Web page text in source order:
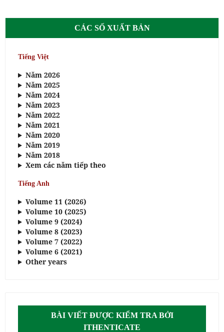
CÁC SỐ XUẤT BẢN
Tiếng Việt
Năm 2026
Năm 2025
Năm 2024
Năm 2023
Năm 2022
Năm 2021
Năm 2020
Năm 2019
Năm 2018
Xem các năm tiếp theo
Tiếng Anh
Volume 11 (2026)
Volume 10 (2025)
Volume 9 (2024)
Volume 8 (2023)
Volume 7 (2022)
Volume 6 (2021)
Other years
BÀI VIẾT ĐƯỢC KIỂM TRA BỞI
ITHENTICATE